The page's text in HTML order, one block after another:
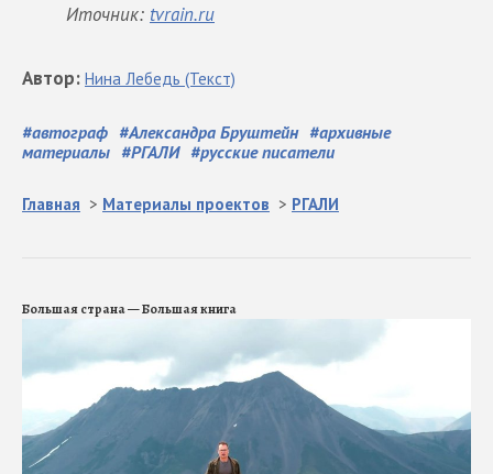
Иточник: tvrain.ru
#автограф #Александра Бруштейн #архивные
материалы #РГАЛИ #русские писатели
Автор: Нина Лебедь (Текст)
Главная > Материалы проектов > РГАЛИ
Большая страна — Большая книга